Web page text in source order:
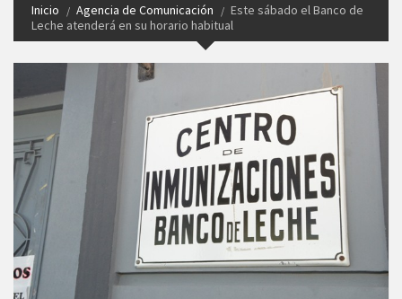
Inicio Agencia de Comunicación
Este sábado el Banco de
Leche atenderá en su horario habitual